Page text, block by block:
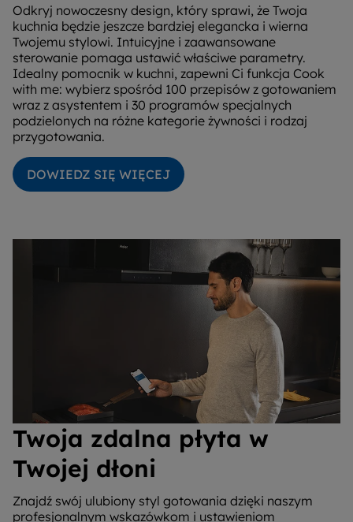
Odkryj nowoczesny design, który sprawi, że Twoja
kuchnia będzie jeszcze bardziej elegancka i wierna
Twojemu stylowi. Intuicyjne i zaawansowane
sterowanie pomaga ustawić właściwe parametry.
Idealny pomocnik w kuchni, zapewni Ci funkcja Cook
with me: wybierz spośród 100 przepisów z gotowaniem
wraz z asystentem i 30 programów specjalnych
podzielonych na różne kategorie żywności i rodzaj
przygotowania.
DOWIEDZ SIĘ WIĘCEJ
Twoja zdalna płyta w
Twojej dłoni
Znajdź swój ulubiony styl gotowania dzięki naszym
profesjonalnym wskazówkom i ustawieniom